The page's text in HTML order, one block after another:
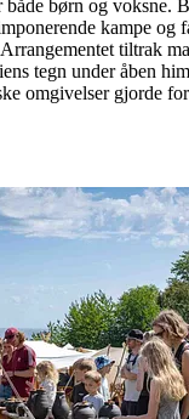
børn og voksne.
kampe og
tiltrak
tegn under åben
omgivelser gjorde